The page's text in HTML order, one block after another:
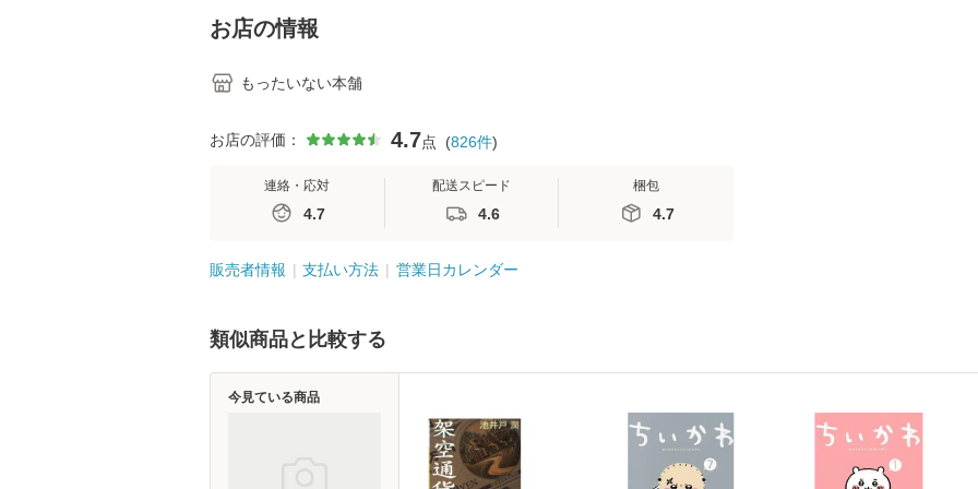
お店の情報
もったいない本舗
お店の評価： 4.7点 (826件)
連絡・応対
4.7
配送スピード
4.6
梱包
4.7
販売者情報 支払い方法 営業日カレンダー
類似商品と比較する
今見ている商品